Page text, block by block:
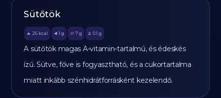
Sütőtök
🔥 26 kcal 🥩 1 g 🥔 7g 🫒 0.1 g
A sütőtök magas A-vitamin-tartalmú, és édeskés
ízű. Sütve, főve is fogyasztható, és a cukortartalma
miatt inkább szénhidrátforrásként kezelendő.